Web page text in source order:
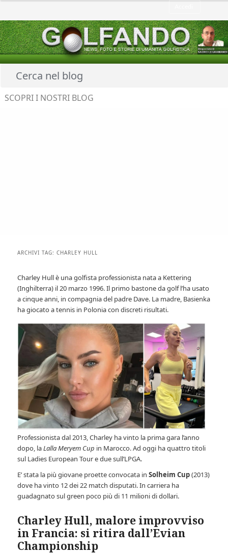
ARCHIVI TAG:CHARLEY HULL
Charley Hull è una golfista professionista nata a Kettering
(Inghilterra) il 20 marzo 1996. Il primo bastone da golf l’ha usato
a cinque anni, in compagnia del padre Dave. La madre, Basienka
ha giocato a tennis in Polonia con discreti risultati.
Professionista dal 2013, Charley ha vinto la prima gara l’anno
dopo, laLalla Meryem Cup in Marocco. Ad oggi ha quattro titoli
sul Ladies European Tour e due sull’LPGA.
E’ stata la più giovane proette convocata inSolheim Cup(2013)
dove ha vinto 12 dei 22 match disputati. In carriera ha
guadagnato sul green poco più di 11 milioni di dollari.
Charley Hull, malore improvviso
in Francia: si ritira dall’Evian
Championship